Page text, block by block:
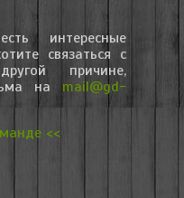
интересные
связаться с
причине,
на mail@gd-
<<